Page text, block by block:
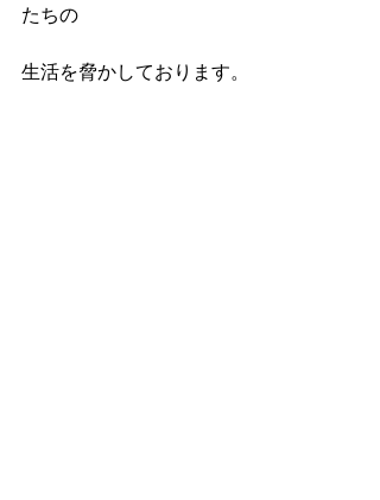
たちの
生活を脅かしております。